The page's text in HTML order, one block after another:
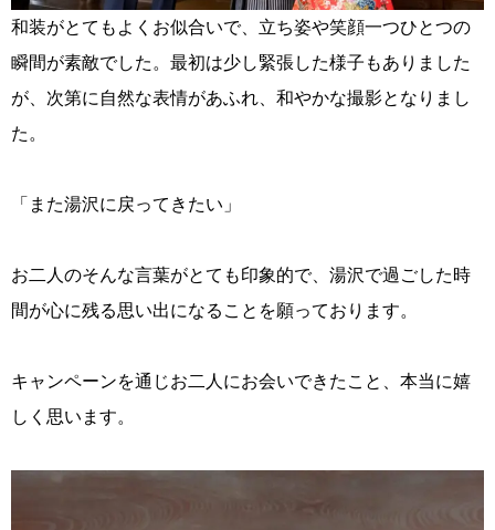
和装がとてもよくお似合いで、立ち姿や笑顔一つひとつの
瞬間が素敵でした。最初は少し緊張した様子もありました
が、次第に自然な表情があふれ、和やかな撮影となりまし
た。
「また湯沢に戻ってきたい」
お二人のそんな言葉がとても印象的で、湯沢で過ごした時
間が心に残る思い出になることを願っております。
キャンペーンを通じお二人にお会いできたこと、本当に嬉
しく思います。